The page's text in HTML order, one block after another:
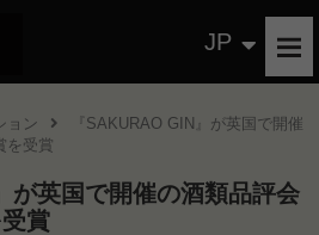
JP
ョン
『SAKURAO GIN』が英国で開催
を受賞
が英国で開催の酒類品評会
賞